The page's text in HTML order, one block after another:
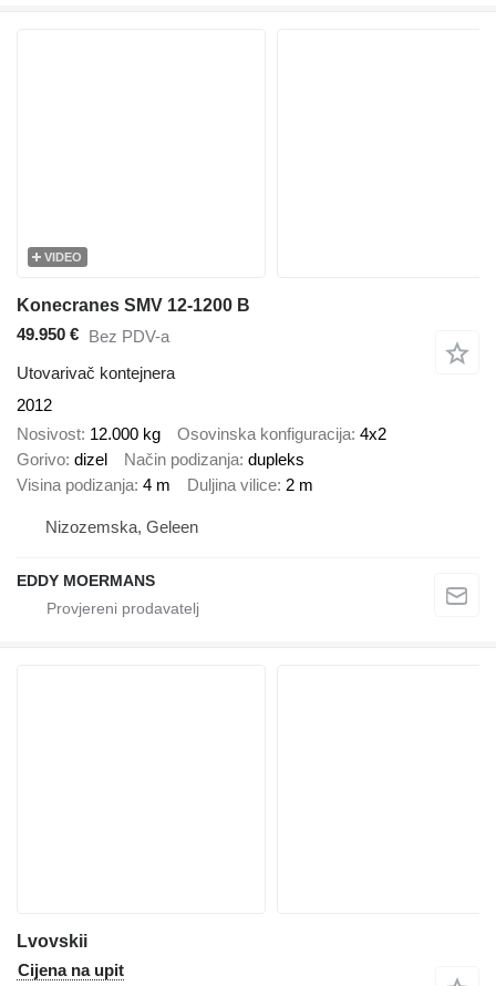
VIDEO
Konecranes SMV 12-1200 B
49.950 € Bez PDV-a
Utovarivač kontejnera
2012
Nosivost 12.000 kg Osovinska konfiguracija 4x2
Gorivo dizel Način podizanja dupleks
Visina podizanja 4 m Duljina vilice 2 m
Nizozemska, Geleen
EDDY MOERMANS
Lvovskii
Cijena na upit